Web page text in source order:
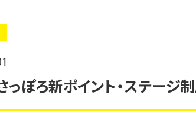
っぽろ新ポイント・ステージ